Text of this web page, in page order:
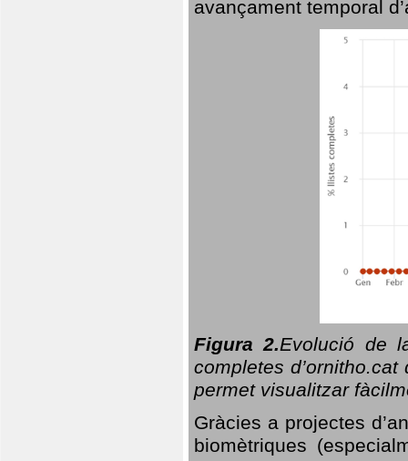
avançament temporal
Figura 2.Evolució de
completes
permet visualitzar
Gràcies a projectes
biomètriques